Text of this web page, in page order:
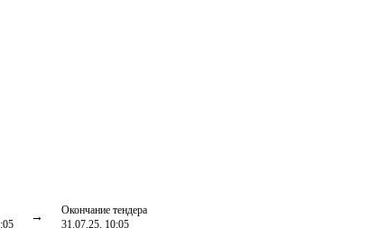
Окончание тендера
31.07.25, 10:05